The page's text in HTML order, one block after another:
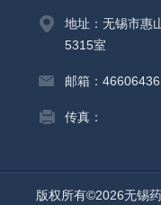
地址：无锡市惠
5315室
邮箱：
传真：
版权所有©2026无锡